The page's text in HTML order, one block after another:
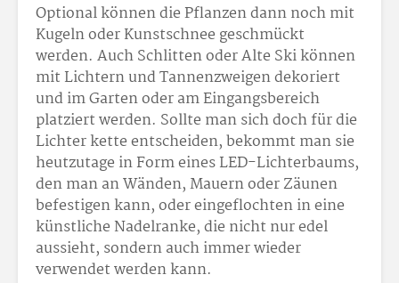
Optional können die Pflanzen dann noch mit
Kugeln oder Kunstschnee geschmückt
werden. Auch Schlitten oder Alte Ski können
mit Lichtern und Tannenzweigen dekoriert
und im Garten oder am Eingangsbereich
platziert werden. Sollte man sich doch für die
Lichter kette entscheiden, bekommt man sie
heutzutage in Form eines LED-Lichterbaums,
den man an Wänden, Mauern oder Zäunen
befestigen kann, oder eingeflochten in eine
künstliche Nadelranke, die nicht nur edel
aussieht, sondern auch immer wieder
verwendet werden kann.